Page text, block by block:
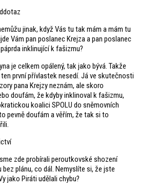
jinak, když Vás tu tak mám a mám tu
Vám pan poslanec Krejza a pan poslanec
inklinující k fašizmu?
je celkem opálený, tak jako bývá. Takže
první přívlastek nesedí. Já ve skutečnosti
pana Krejzy neznám, ale skoro
doufám, že kdyby inklinoval k fašizmu,
koalici SPOLU do sněmovních
pevně doufám a věřím, že tak si to
zde probírali peroutkovské shození
plánu, co dál. Nemyslíte si, že jste
jako Piráti udělali chybu?